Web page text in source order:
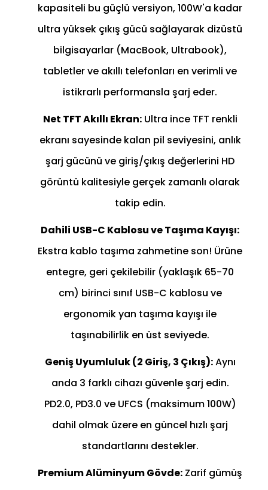
kapasiteli bu güçlü versiyon, 100W'a kadar
ultra yüksek çıkış gücü sağlayarak dizüstü
bilgisayarlar (MacBook, Ultrabook),
tabletler ve akıllı telefonları en verimli ve
istikrarlı performansla şarj eder.
Net TFT Akıllı Ekran:Ultra ince TFT renkli
ekranı sayesinde kalan pil seviyesini, anlık
şarj gücünü ve giriş/çıkış değerlerini HD
görüntü kalitesiyle gerçek zamanlı olarak
takip edin.
Dahili USB-C Kablosu ve Taşıma Kayışı:
Ekstra kablo taşıma zahmetine son! Ürüne
entegre, geri çekilebilir (yaklaşık 65-70
cm) birinci sınıf USB-C kablosu ve
ergonomik yan taşıma kayışı ile
taşınabilirlik en üst seviyede.
Geniş Uyumluluk (2 Giriş, 3 Çıkış):Aynı
anda 3 farklı cihazı güvenle şarj edin.
PD2.0, PD3.0 ve UFCS (maksimum 100W)
dahil olmak üzere en güncel hızlı şarj
standartlarını destekler.
Premium Alüminyum Gövde: Zarif gümüş